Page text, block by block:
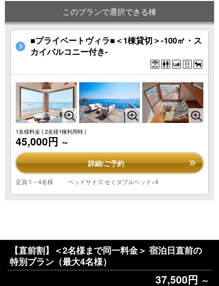
このプランで選択できる棟
■プライベートヴィラ■＜1棟貸切＞-100㎡・ス
カイバルコニー付き-
1名様料金( 2名様1棟利用時 )
45,000円 ～
詳細/ご予約
定員:1～4名様 ベッドサイズ:セミダブルベッド×4
【直前割】＜2名様まで同一料金＞ 宿泊日直前の
特別プラン（最大4名様）
37,500円 ～